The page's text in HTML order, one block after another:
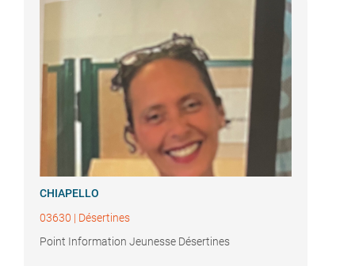
CHIAPELLO
03630 | Désertines
Point Information Jeunesse Désertines